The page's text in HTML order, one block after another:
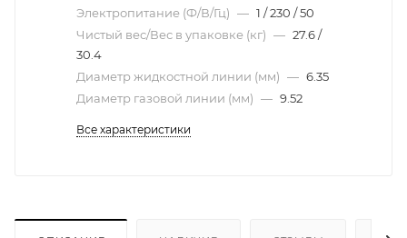
Электропитание (Ф/В/Гц) — 1 / 230 / 50
Чистый вес/Вес в упаковке (кг) — 27.6 /
30.4
Диаметр жидкостной линии (мм) — 6.35
Диаметр газовой линии (мм) — 9.52
Все характеристики